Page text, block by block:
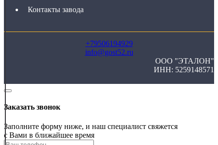
Контакты завода
+79506194929
info@gost52.ru
ООО "ЭТАЛОН"
ИНН: 5259148571
Заказать звонок
Заполните форму ниже, и наш специалист свяжется
с Вами в ближайшее время